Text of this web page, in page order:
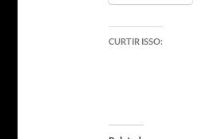
CURTIR ISSO: